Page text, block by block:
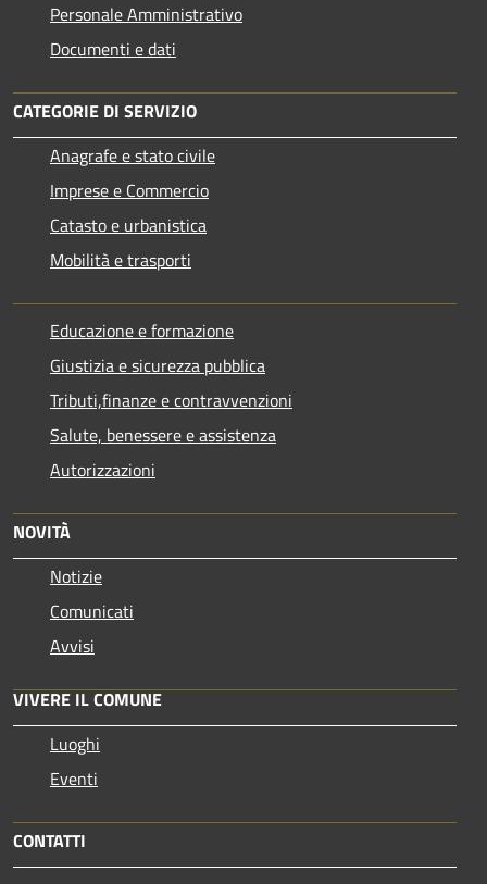
Personale Amministrativo
Documenti e dati
CATEGORIE DI SERVIZIO
Anagrafe e stato civile
Imprese e Commercio
Catasto e urbanistica
Mobilità e trasporti
Educazione e formazione
Giustizia e sicurezza pubblica
Tributi,finanze e contravvenzioni
Salute, benessere e assistenza
Autorizzazioni
NOVITÀ
Notizie
Comunicati
Avvisi
VIVERE IL COMUNE
Luoghi
Eventi
CONTATTI